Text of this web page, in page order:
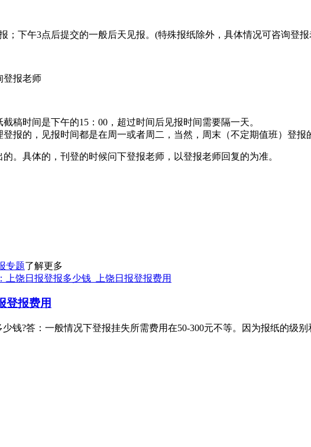
；下午3点后提交的一般后天见报。(特殊报纸除外，具体情况可咨询登
登报老师
稿时间是下午的15：00，超过时间后见报时间需要隔一天。
报的，见报时间都是在周一或者周二，当然，周末（不定期值班）登
。具体的，刊登的时候问下登报老师，以登报老师回复的为准。
专题了解更多
上饶日报登报多少钱_上饶日报登报费用
登报费用
钱?答：一般情况下登报挂失所需费用在50-300元不等。因为报纸的级